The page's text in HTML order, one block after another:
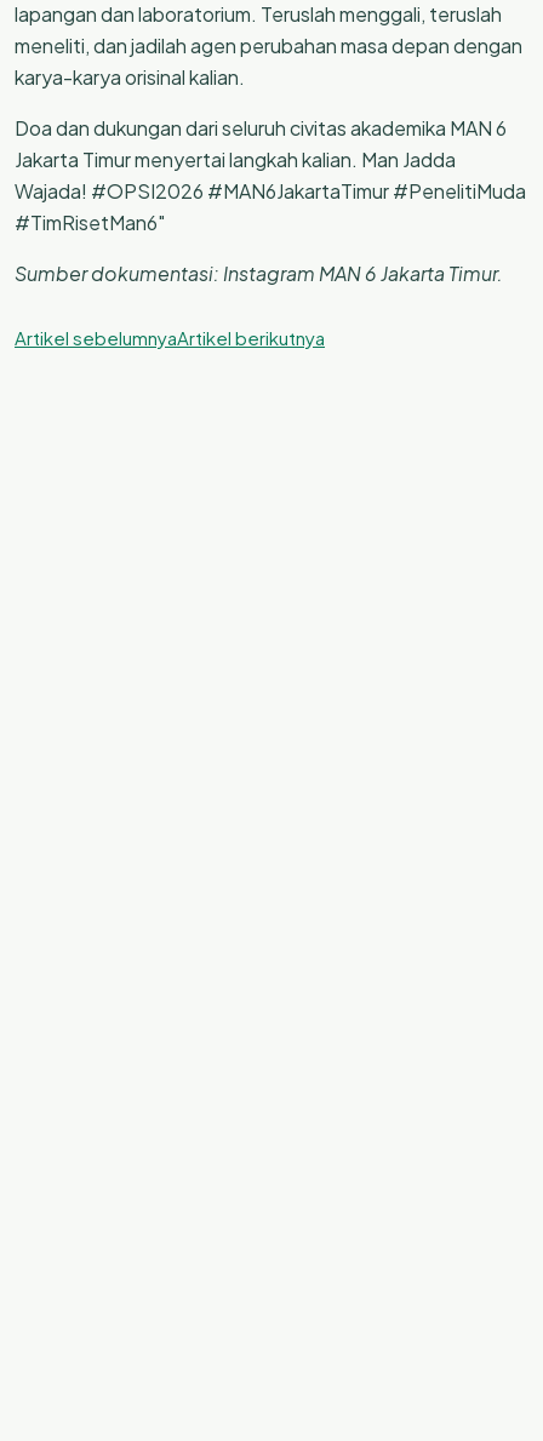
lapangan dan laboratorium. Teruslah menggali, teruslah
meneliti, dan jadilah agen perubahan masa depan dengan
karya-karya orisinal kalian.
Doa dan dukungan dari seluruh civitas akademika MAN 6
Jakarta Timur menyertai langkah kalian. Man Jadda
Wajada! #OPSI2026 #MAN6JakartaTimur #PenelitiMuda
#TimRisetMan6″
Sumber dokumentasi: Instagram MAN 6 Jakarta Timur.
Artikel sebelumnyaArtikel berikutnya